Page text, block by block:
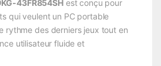
43FR854SHest conçu pour
qui veulent un PC portable
rythme des derniers jeux tout en
utilisateur fluide et